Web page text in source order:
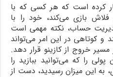
کرده است که هر کسی که با
بازی می‌کند، خود را با
حساب، نکته مهمی است
و کوتاهی در این امر می‌تواند
خروج از کازینو قرار دهد.
پولی را که می‌توانید ببازید را
این میزان رسیدید، دست از